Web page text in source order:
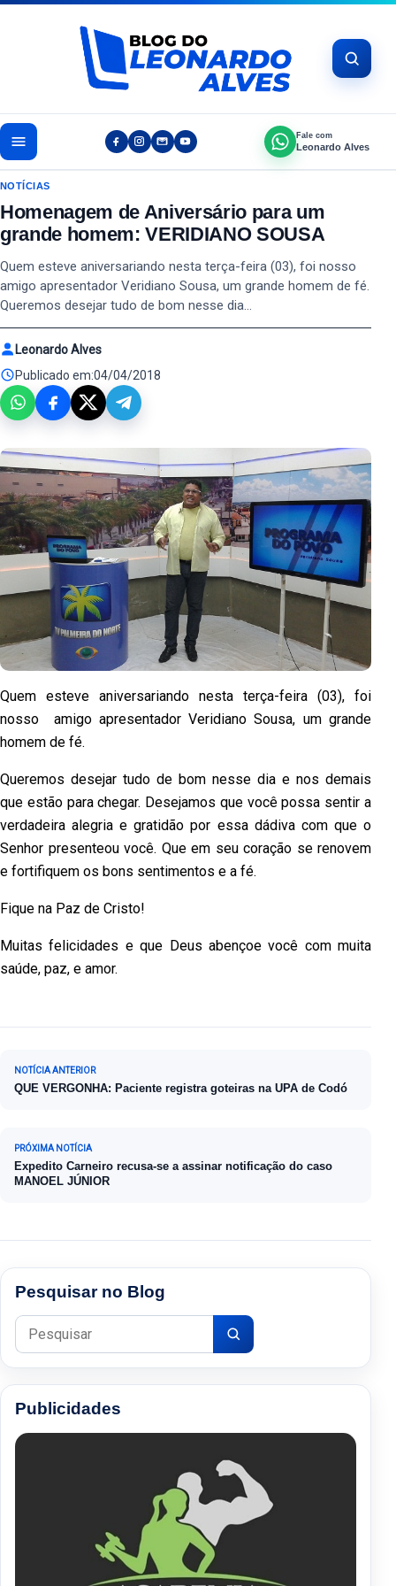
Pular para o conteúdo
Fale com
Leonardo Alves
NOTÍCIAS
Homenagem de Aniversário para um
grande homem: VERIDIANO SOUSA
Quem esteve aniversariando nesta terça-feira (03), foi nosso
amigo apresentador Veridiano Sousa, um grande homem de fé.
Queremos desejar tudo de bom nesse dia…
Leonardo Alves
Publicado em:04/04/2018
Quem esteve aniversariando nesta terça-feira (03), foi
nosso amigo apresentador Veridiano Sousa, um grande
homem de fé.
Queremos desejar tudo de bom nesse dia e nos demais
que estão para chegar. Desejamos que você possa sentir a
verdadeira alegria e gratidão por essa dádiva com que o
Senhor presenteou você. Que em seu coração se renovem
e fortifiquem os bons sentimentos e a fé.
Fique na Paz de Cristo!
Muitas felicidades e que Deus abençoe você com muita
saúde, paz, e amor.
Navegação de Post
NOTÍCIA ANTERIOR
QUE VERGONHA: Paciente registra goteiras na UPA de Codó
PRÓXIMA NOTÍCIA
Expedito Carneiro recusa-se a assinar notificação do caso
MANOEL JÚNIOR
Pesquisar no Blog
Pesquisar por:
Publicidades